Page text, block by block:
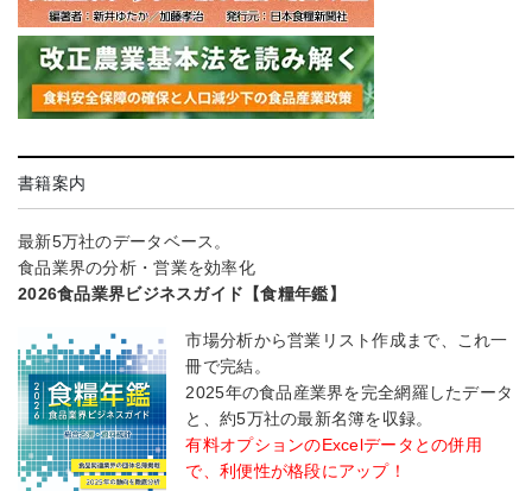
書籍案内
最新5万社のデータベース。
食品業界の分析・営業を効率化
2026食品業界ビジネスガイド【食糧年鑑】
市場分析から営業リスト作成まで、これ一
冊で完結。
2025年の食品産業界を完全網羅したデータ
と、約5万社の最新名簿を収録。
有料オプションのExcelデータとの併用
で、利便性が格段にアップ！